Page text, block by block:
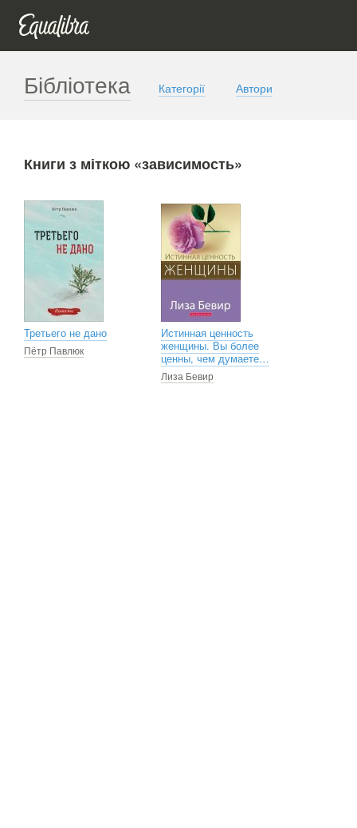
Бібліотека Категорії Автори
Книги з міткою «зависимость»
Третьего не дано
Пётр Павлюк
Истинная ценность
женщины. Вы более
ценны, чем думаете…
Лиза Бевир